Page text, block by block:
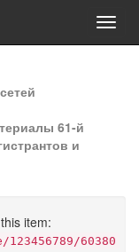
61-й
и
item:
60380